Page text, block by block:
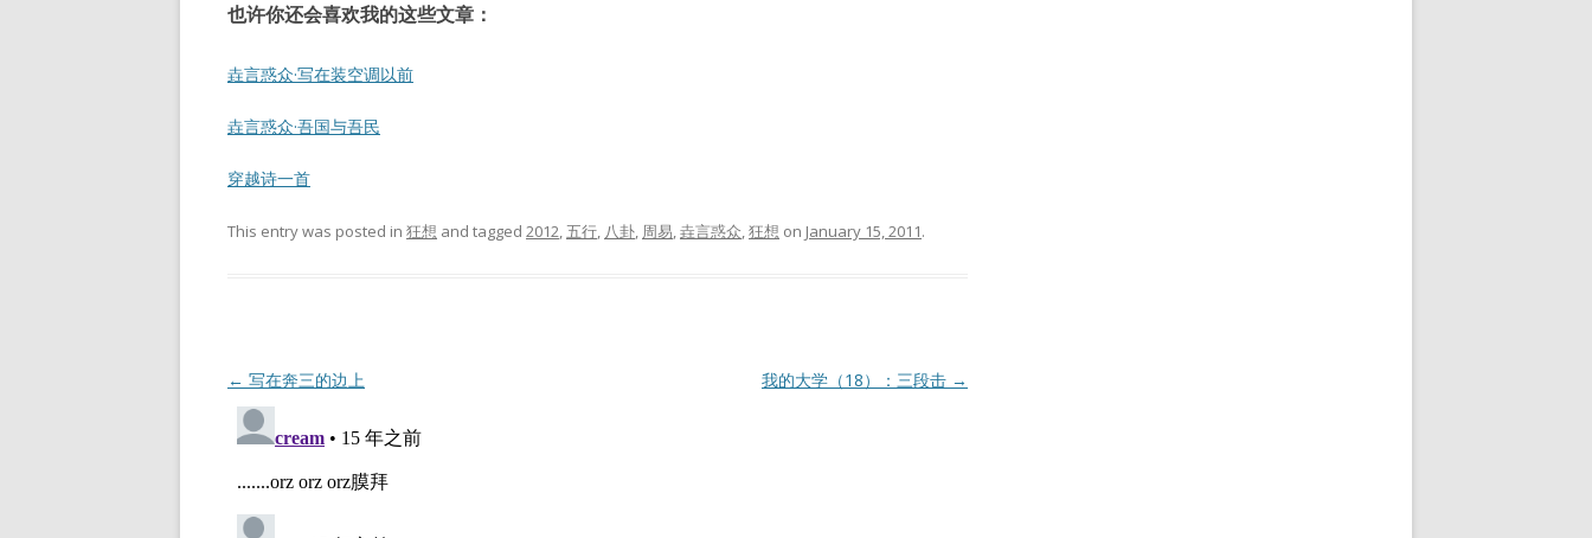
也许你还会喜欢我的这些文章：
垚言惑众·写在装空调以前
垚言惑众·吾国与吾民
穿越诗一首
This entry was posted in 狂想 and tagged 2012,五行, 八卦, 周易,垚言惑众,狂想 on January 15, 2011.
Post
navigation
← 写在奔三的边上 我的大学（18）：三段击 →